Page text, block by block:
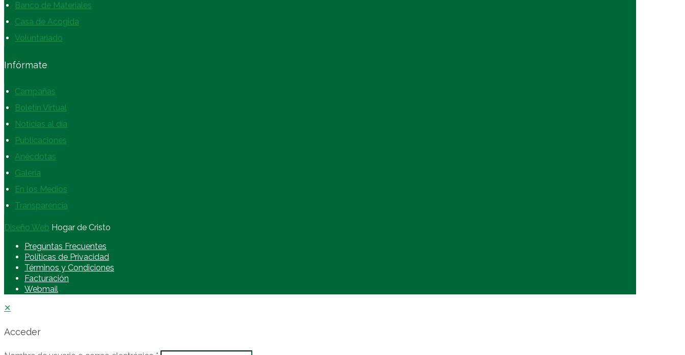
Banco de Materiales
Casa de Acogida
Voluntariado
Infórmate
Campañas
Boletín Virtual
Noticias al día
Publicaciones
Anécdotas
Galería
En los Medios
Transparencia
Diseño Web Hogar de Cristo
Preguntas Frecuentes
Políticas de Privacidad
Términos y Condiciones
Facturación
Webmail
✕
Acceder